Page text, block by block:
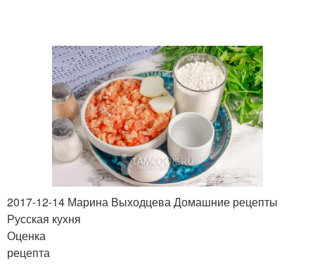
2017-12-14 Марина Выходцева Домашние рецепты
Русская кухня
Оценка
рецепта